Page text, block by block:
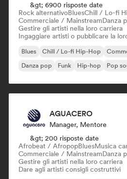
&gt; 6900 risposte date
Rock alternativoBluesChill / Lo-fi
Commerciale / MainstreamDanza
Gestire gli artisti nella loro carriera
Ingaggiare artisti o pubblicare la
Blues Chill / Lo-fi Hip-Hop
Danza pop
Funk Hip-hop Pop
AGUACERO
Manager, Mentore
&gt; 200 risposte date
Afrobeat / AfropopBluesMusica
Commerciale / MainstreamDanza
Gestire gli artisti nella loro carriera
Dare agli artisti consigli costruttivi